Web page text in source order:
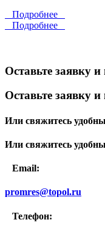
Подробнее
Подробнее
Оставьте заявку
Оставьте заявку
Или свяжитесь
Или свяжитесь
Email:
promres@topol.ru
Телефон: